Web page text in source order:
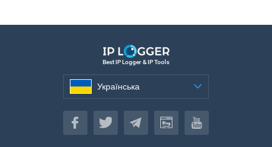
Best IP Logger & IP Tools
Українська
Українська